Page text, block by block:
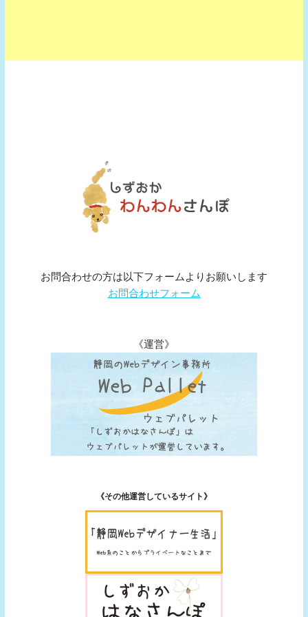
お問合わせの方は以下フォームよりお願いします
お問合わせフォーム
《運営》
《その他運営しているサイト》